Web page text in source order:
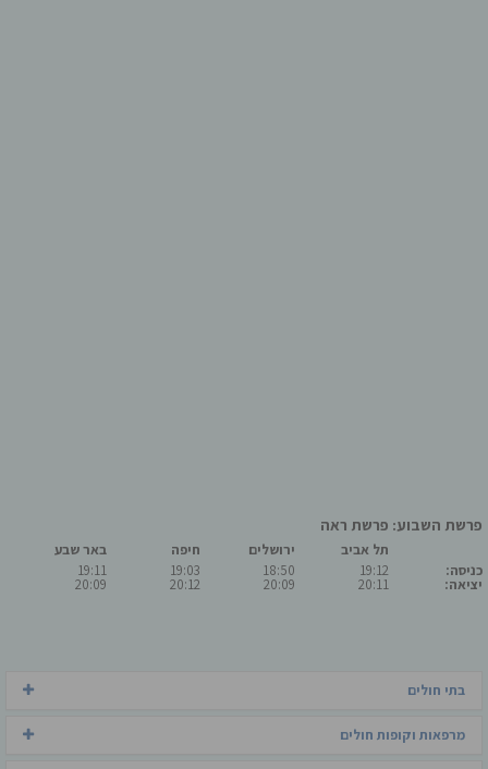
פרשת השבוע: פרשת ראה
כניסה:
יציאה:
תל אביב
19:12
20:11
ירושלים
18:50
20:09
חיפה
19:03
20:12
באר שבע
19:11
20:09
בתי חולים
מרפאות וקופות חולים